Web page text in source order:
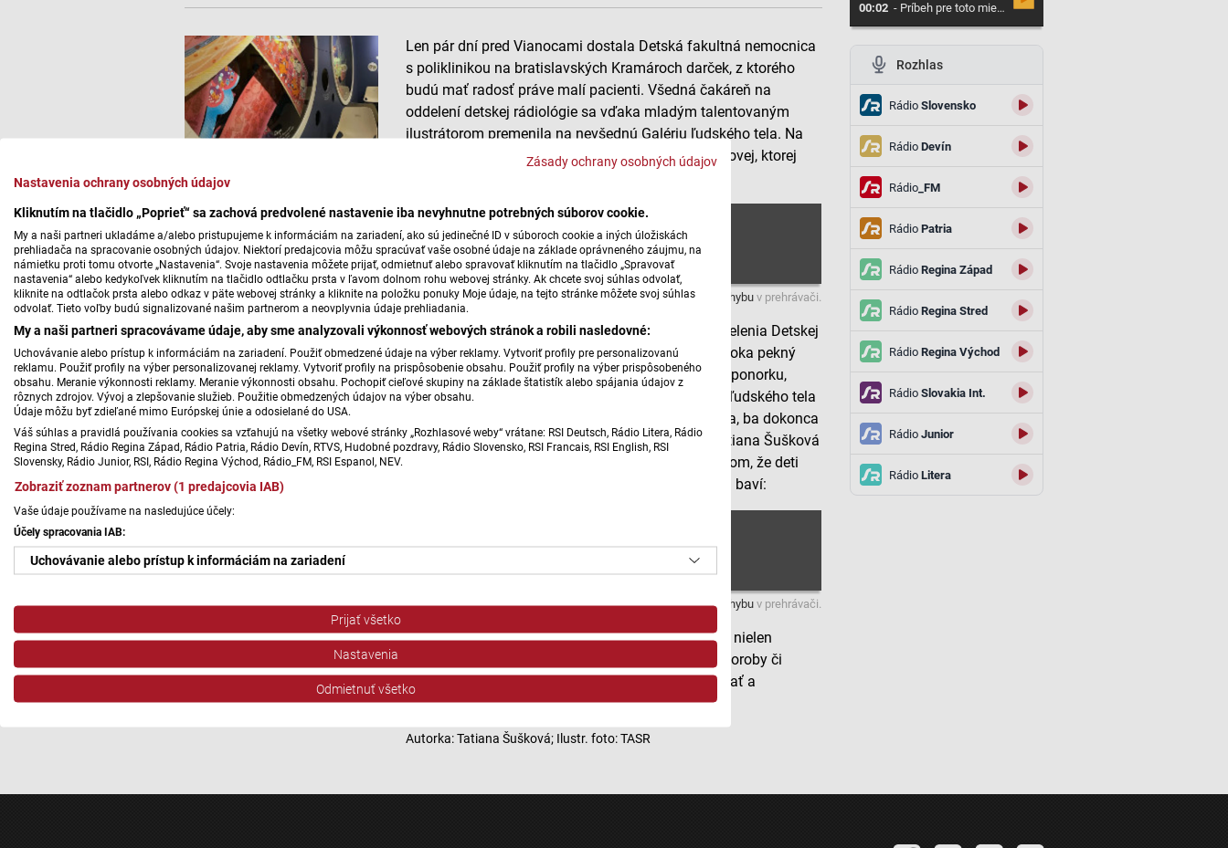
Zásady ochrany osobných údajov
Nastavenia ochrany osobných údajov
Kliknutím na tlačidlo „Poprieť“ sa zachová predvolené nastavenie iba nevyhnutne potrebných súborov cookie.
My a naši partneri ukladáme a/alebo pristupujeme k informáciám na zariadení, ako sú jedinečné ID v súboroch cookie a iných úložiskách
prehliadača na spracovanie osobných údajov. Niektorí predajcovia môžu spracúvať vaše osobné údaje na základe oprávneného záujmu, na
námietku proti tomu otvorte „Nastavenia“. Svoje nastavenia môžete prijať, odmietnuť alebo spravovať kliknutím na tlačidlo „Spravovať
nastavenia“ alebo kedykoľvek kliknutím na tlačidlo odtlačku prsta v ľavom dolnom rohu webovej stránky. Ak chcete svoj súhlas odvolať,
kliknite na odtlačok prsta alebo odkaz v päte webovej stránky a kliknite na položku ponuky Moje údaje, na tejto stránke môžete svoj súhlas
odvolať. Tieto voľby budú signalizované našim partnerom a neovplyvnia údaje prehliadania.
My a naši partneri spracovávame údaje, aby sme analyzovali výkonnosť webových stránok a robili nasledovné:
Uchovávanie alebo prístup k informáciám na zariadení. Použiť obmedzené údaje na výber reklamy. Vytvoriť profily pre personalizovanú
reklamu. Použiť profily na výber personalizovanej reklamy. Vytvoriť profily na prispôsobenie obsahu. Použiť profily na výber prispôsobeného
obsahu. Meranie výkonnosti reklamy. Meranie výkonnosti obsahu. Pochopiť cieľové skupiny na základe štatistík alebo spájania údajov z
rôznych zdrojov. Vývoj a zlepšovanie služieb. Použitie obmedzených údajov na výber obsahu.
Údaje môžu byť zdieľané mimo Európskej únie a odosielané do USA.
Váš súhlas a pravidlá používania cookies sa vzťahujú na všetky webové stránky „Rozhlasové weby“ vrátane: RSI Deutsch, Rádio Litera, Rádio
Regina Stred, Rádio Regina Západ, Rádio Patria, Rádio Devín, RTVS, Hudobné pozdravy, Rádio Slovensko, RSI Francais, RSI English, RSI
Slovensky, Rádio Junior, RSI, Rádio Regina Východ, Rádio_FM, RSI Espanol, NEV.
Zobraziť zoznam partnerov (1 predajcovia IAB)
Vaše údaje používame na nasledujúce účely:
Účely spracovania IAB:
Uchovávanie alebo prístup k informáciám na zariadení
Vytvoriť profily pre personalizovanú reklamu
Použiť profily na výber personalizovanej reklamy
Prijať všetko
Nastavenia
Odmietnuť všetko
Len pár dní pred Vianocami dostala Detská fakultná nemocnica
s poliklinikou na bratislavských Kramároch darček, z ktorého
budú mať radosť práve malí pacienti. Všedná čakáreň na
oddelení detskej rádiológie sa vďaka mladým talentovaným
ilustrátorom premenila na nevšednú Galériu ľudského tela. Na
slávnostnom otvorení nechýbala ani Tatiana Šuškovej, ktorej
1. časť
Máte problém s prehrávaním?Nahláste nám chybu v prehrávači.
Deti, rodičia, ale aj zdravotníci Rádiologického oddelenia Detskej
fakultnej nemocnice dostali na sklonku minulého roka pekný
vianočný darček. Jedna z čakární sa premenila na ponorku,
ktorou môžete, počas čakania, preskúmať zákutia ľudského tela
a tak aspoň trochu zabudnúť na strach z vyšetrenia, ba dokonca
sa aj niečo užitočné o jeho fungovaní naučiť. A Tatiana Šušková
sa hneď od slávnostného otvorenia presvedčila o tom, že deti
Galéria ľudského tela priamo v čakárni od začiatku baví:
Máte problém s prehrávaním?Nahláste nám chybu v prehrávači.
Humanizácia nemocničného prostredia môže teda nielen
zmierňovať fyzické a psychické následky úrazu, choroby či
detského strachu z vyšetrenia, ale môže aj vzdelávať a
vychovávať budúcich návštevníkov galérií.
Autorka: Tatiana Šušková; Ilustr. foto: TASR
00:02 - Príbeh pre toto miesto 293 (R)
Rozhlas
RádioSlovensko
RádioDevín
Rádio_FM
RádioPatria
RádioRegina Západ
RádioRegina Stred
RádioRegina Východ
RádioSlovakia Int.
RádioJunior
RádioLitera